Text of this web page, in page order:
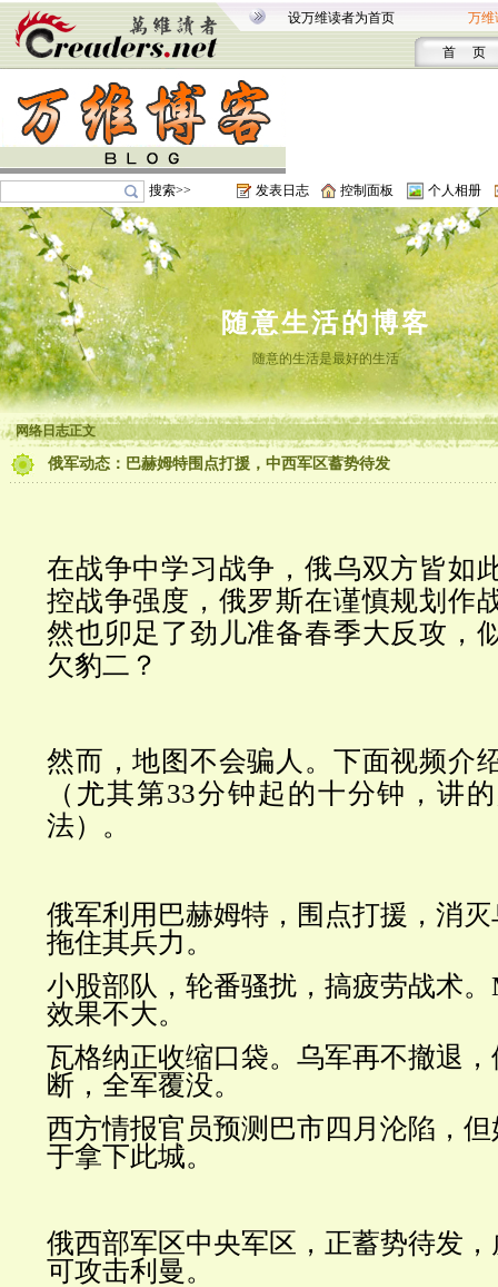
设万维读者为首页 万维
首 页
搜索>> 发表日志 控制面板 个人相册
随意生活的博客
随意的生活是最好的生活
网络日志正文
俄军动态：巴赫姆特围点打援，中西军区蓄势待发
在战争中学习战争，俄乌双方皆如
控战争强度，俄罗斯在谨慎规划作
然也卯足了劲儿准备春季大反攻，
欠豹二？
然而，地图不会骗人。 下面视频介
（尤其第33分钟起的十分钟，讲
法）。
俄军利用巴赫姆特，围点打援，消
拖住其兵力。
小股部队，轮番骚扰，搞疲劳战术
效果不大。
瓦格纳正收缩口袋。乌军再不撤退
断，全军覆没。
西方情报官员预测巴市四月沦陷，
于拿下此城。
俄西部军区中央军区，正蓄势待发
可攻击利曼。